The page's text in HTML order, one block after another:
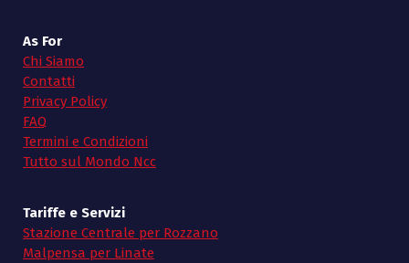
As For
Chi Siamo
Contatti
Privacy Policy
FAQ
Termini e Condizioni
Tutto sul Mondo Ncc
Tariffe e Servizi
Stazione Centrale per Rozzano
Malpensa per Linate